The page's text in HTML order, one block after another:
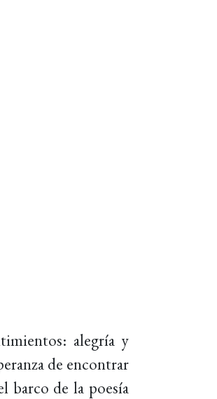
alegría y
de encontrar
barco de la poesía